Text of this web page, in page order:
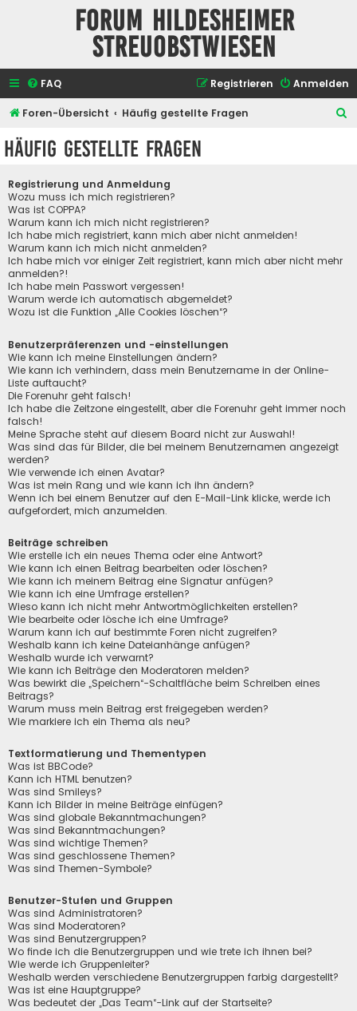
Forum Hildesheimer
Streuobstwiesen
FAQ Anmelden
Registrieren
Foren-Übersicht Häufig gestellte Fragen
Häufig gestellte Fragen
Registrierung und Anmeldung
Wozu muss ich mich registrieren?
Was ist COPPA?
Warum kann ich mich nicht registrieren?
Ich habe mich registriert, kann mich aber nicht anmelden!
Warum kann ich mich nicht anmelden?
Ich habe mich vor einiger Zeit registriert, kann mich aber nicht mehr
anmelden?!
Ich habe mein Passwort vergessen!
Warum werde ich automatisch abgemeldet?
Wozu ist die Funktion „Alle Cookies löschen“?
Benutzerpräferenzen und -einstellungen
Wie kann ich meine Einstellungen ändern?
Wie kann ich verhindern, dass mein Benutzername in der Online-
Liste auftaucht?
Die Forenuhr geht falsch!
Ich habe die Zeitzone eingestellt, aber die Forenuhr geht immer noch
falsch!
Meine Sprache steht auf diesem Board nicht zur Auswahl!
Was sind das für Bilder, die bei meinem Benutzernamen angezeigt
werden?
Wie verwende ich einen Avatar?
Was ist mein Rang und wie kann ich ihn ändern?
Wenn ich bei einem Benutzer auf den E-Mail-Link klicke, werde ich
aufgefordert, mich anzumelden.
Beiträge schreiben
Wie erstelle ich ein neues Thema oder eine Antwort?
Wie kann ich einen Beitrag bearbeiten oder löschen?
Wie kann ich meinem Beitrag eine Signatur anfügen?
Wie kann ich eine Umfrage erstellen?
Wieso kann ich nicht mehr Antwortmöglichkeiten erstellen?
Wie bearbeite oder lösche ich eine Umfrage?
Warum kann ich auf bestimmte Foren nicht zugreifen?
Weshalb kann ich keine Dateianhänge anfügen?
Weshalb wurde ich verwarnt?
Wie kann ich Beiträge den Moderatoren melden?
Was bewirkt die „Speichern“-Schaltfläche beim Schreiben eines
Beitrags?
Warum muss mein Beitrag erst freigegeben werden?
Wie markiere ich ein Thema als neu?
Textformatierung und Thementypen
Was ist BBCode?
Kann ich HTML benutzen?
Was sind Smileys?
Kann ich Bilder in meine Beiträge einfügen?
Was sind globale Bekanntmachungen?
Was sind Bekanntmachungen?
Was sind wichtige Themen?
Was sind geschlossene Themen?
Was sind Themen-Symbole?
Benutzer-Stufen und Gruppen
Was sind Administratoren?
Was sind Moderatoren?
Was sind Benutzergruppen?
Wo finde ich die Benutzergruppen und wie trete ich ihnen bei?
Wie werde ich Gruppenleiter?
Weshalb werden verschiedene Benutzergruppen farbig dargestellt?
Was ist eine Hauptgruppe?
Was bedeutet der „Das Team“-Link auf der Startseite?